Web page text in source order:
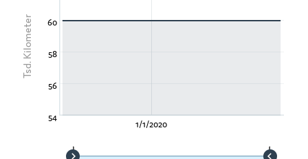
Tsd. Kilometer
54
56
58
60
1/1/2020